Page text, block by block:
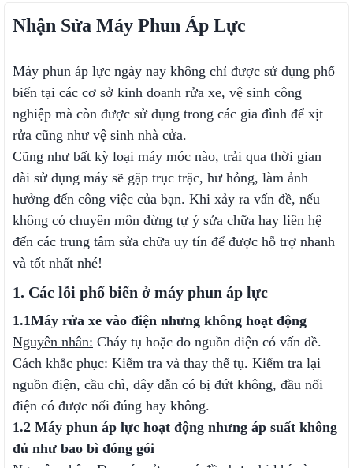
Nhận Sửa Máy Phun Áp Lực
Máy phun áp lực ngày nay không chỉ được sử dụng phổ
biến tại các cơ sở kinh doanh rửa xe, vệ sinh công
nghiệp mà còn được sử dụng trong các gia đình để xịt
rửa cũng như vệ sinh nhà cửa.
Cũng như bất kỳ loại máy móc nào, trải qua thời gian
dài sử dụng máy sẽ gặp trục trặc, hư hỏng, làm ảnh
hưởng đến công việc của bạn. Khi xảy ra vấn đề, nếu
không có chuyên môn đừng tự ý sửa chữa hay liên hệ
đến các trung tâm sửa chữa uy tín để được hỗ trợ nhanh
và tốt nhất nhé!
1. Các lỗi phổ biến ở máy phun áp lực
1.1Máy rửa xe vào điện nhưng không hoạt động
Nguyên nhân: Cháy tụ hoặc do nguồn điện có vấn đề.
Cách khắc phục: Kiểm tra và thay thế tụ. Kiểm tra lại
nguồn điện, cầu chì, dây dẫn có bị đứt không, đầu nối
điện có được nối đúng hay không.
1.2 Máy phun áp lực hoạt động nhưng áp suất không
đủ như bao bì đóng gói